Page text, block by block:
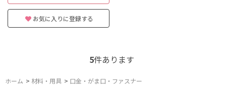
お気に入りに登録する
5件あります
ホーム > 材料・用具 > 口金・がま口・ファスナー